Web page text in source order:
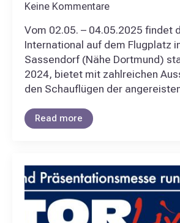
Keine Kommentare
Vom 02.05. – 04.05.2025 findet
International auf dem Flugplatz
Sassendorf (Nähe Dortmund)
2024, bietet mit zahlreichen
den Schauflügen der
Read more